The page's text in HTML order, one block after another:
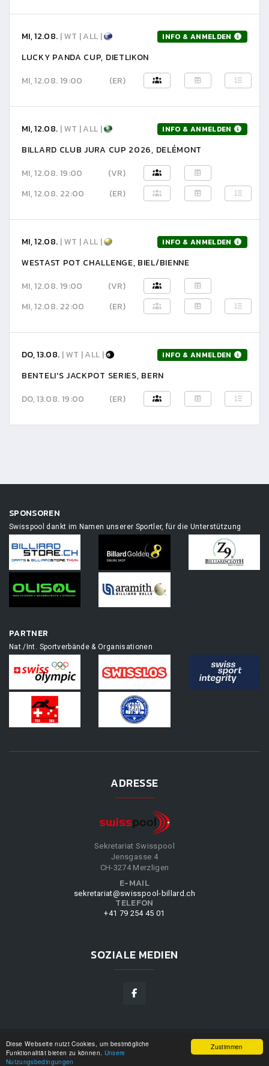
Zustimmen
Diese Webseite nutzt Cookies, um bestmögliche
Funktionalität bieten zu können. Unsere
Nutzungsbedingungen
MI, 12.08. | WT | ALL | INFO & ANMELDEN
LUCKY PANDA CUP, DIETLIKON
MI, 12.08. 19:00
(ER)
MI, 12.08. | WT | ALL | INFO & ANMELDEN
BILLARD CLUB JURA CUP 2026, DELÉMONT
MI, 12.08. 19:00
(VR)
MI, 12.08. 22:00
(ER)
MI, 12.08. | WT | ALL | INFO & ANMELDEN
WESTAST POT CHALLENGE, BIEL/BIENNE
MI, 12.08. 19:00
(VR)
MI, 12.08. 22:00
(ER)
DO, 13.08. | WT | ALL | INFO & ANMELDEN
BENTELI'S JACKPOT SERIES, BERN
DO, 13.08. 19:00
(ER)
SPONSOREN
Swisspool dankt im Namen unserer Sportler, für die Unterstützung
PARTNER
Nat./Int. Sportverbände & Organisationen
ADRESSE
Sekretariat Swisspool
Jensgasse 4
CH-3274 Merzligen
E-MAIL
sekretariat@swisspool-billard.ch
TELEFON
+41 79 254 45 01
SOZIALE MEDIEN
SWISSPOOL©2026|DESIGN BY
UNSERE
NUTZUNGSBEDINGUNGEN